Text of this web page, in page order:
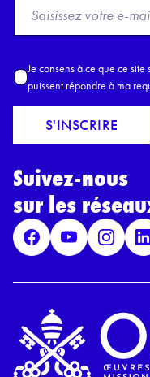
o
E
m
a
l
A
c
c
R
P
D
*
Je consens à ce que ce
puissent répondre à ma
S'INSCRIRE
Suivez-nous
sur les